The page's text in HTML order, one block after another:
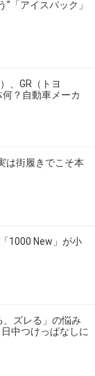
「アイスパック」
、GR（トヨ
？自動車メーカ
は街履きでこそ本
1000 New」が小
、ズレる」の悩み
中つけっぱなしに